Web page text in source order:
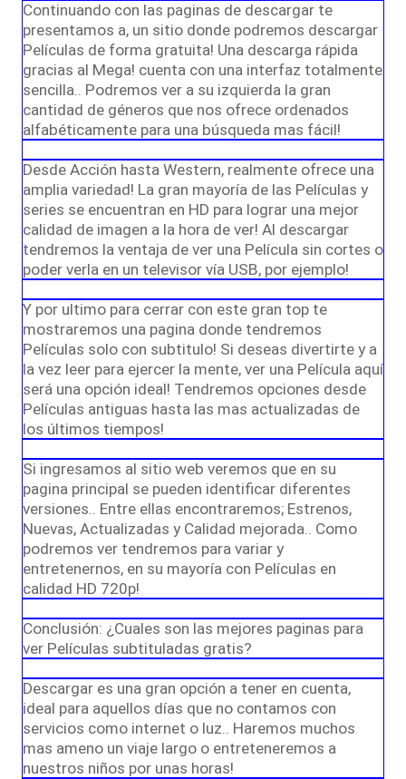
Continuando con las paginas de descargar te
presentamos a, un sitio donde podremos descargar
Películas de forma gratuita! Una descarga rápida
gracias al Mega! cuenta con una interfaz totalmente
sencilla.. Podremos ver a su izquierda la gran
cantidad de géneros que nos ofrece ordenados
alfabéticamente para una búsqueda mas fácil!
Desde Acción hasta Western, realmente ofrece una
amplia variedad! La gran mayoría de las Películas y
series se encuentran en HD para lograr una mejor
calidad de imagen a la hora de ver! Al descargar
tendremos la ventaja de ver una Película sin cortes o
poder verla en un televisor vía USB, por ejemplo!
Y por ultimo para cerrar con este gran top te
mostraremos una pagina donde tendremos
Películas solo con subtitulo! Si deseas divertirte y a
la vez leer para ejercer la mente, ver una Película aquí
será una opción ideal! Tendremos opciones desde
Películas antiguas hasta las mas actualizadas de
los últimos tiempos!
Si ingresamos al sitio web veremos que en su
pagina principal se pueden identificar diferentes
versiones.. Entre ellas encontraremos; Estrenos,
Nuevas, Actualizadas y Calidad mejorada.. Como
podremos ver tendremos para variar y
entretenernos, en su mayoría con Películas en
calidad HD 720p!
Conclusión: ¿Cuales son las mejores paginas para
ver Películas subtituladas gratis?
Descargar es una gran opción a tener en cuenta,
ideal para aquellos días que no contamos con
servicios como internet o luz.. Haremos muchos
mas ameno un viaje largo o entreteneremos a
nuestros niños por unas horas!